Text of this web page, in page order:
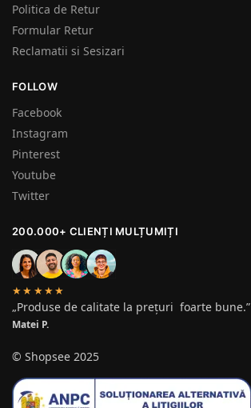
Politica de Retur
Formular Retur
Reclamatii si Sesizari
FOLLOW
Facebook
Instagram
Pinterest
Youtube
Twitter
200.000+ CLIENȚI MULȚUMIȚI
★★★★★
„Produse de calitate la prețuri foarte bune.”
Matei P.
© Shopsee 2025